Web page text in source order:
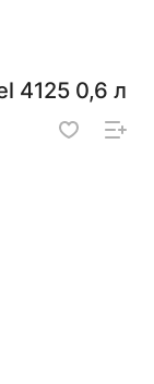
4125 0,6 л